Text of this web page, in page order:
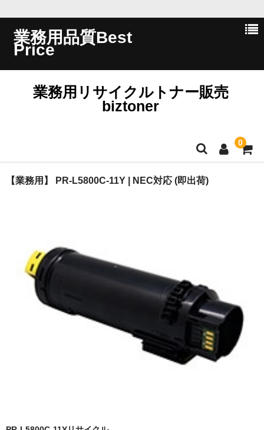
業務用品質Best
Price
業務用リサイクルトナー販売
biztoner
0
ホーム
問い合わせ
PrivacyPolicy
特定商取引法に基づく表示
貴社都合返品
【業務用】 PR-L5800C-11Y | NEC対応 (即出荷)